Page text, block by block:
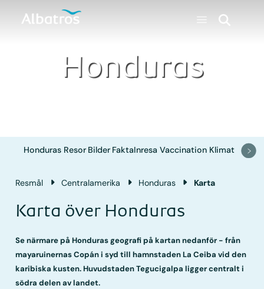
Honduras
Honduras Resor Bilder FaktaInresa Vaccination Klimat
Resmål Central­amerika Honduras Karta
Karta över Honduras
Se närmare på Honduras geografi på kartan nedanför - från
mayaruinernas Copán i syd till hamnstaden La Ceiba vid den
karibiska kusten. Huvudstaden Tegucigalpa ligger centralt i
södra delen av landet.